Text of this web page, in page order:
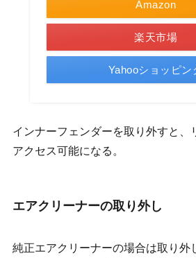
Amazon
楽天市場
Yahooショッピン
インナーフェンダーを取り外すと、
アクセス可能になる。
エアクリーナーの取り外し
純正エアクリーナーの場合は取り外